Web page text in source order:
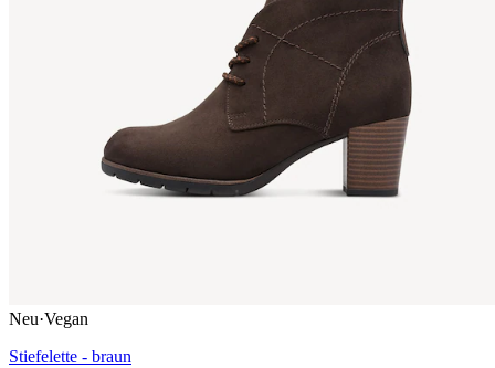
Neu·Vegan
Stiefelette - braun